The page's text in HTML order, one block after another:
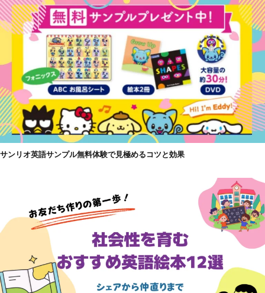
サンリオ英語サンプル無料体験で見極めるコツと効果